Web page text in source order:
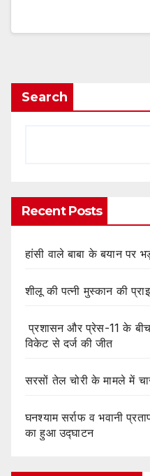
Search
Recent Posts
हांसी वाले बाबा के बयान पर
शीलू की पत्नी मुस्कान की
प्रशासन और प्रेस-11 के
विकेट से दर्ज की जीत
सरसों तेल चोरी के मामले में
घनश्याम सर्राफ व भवानी
का हुआ उद्घाटन